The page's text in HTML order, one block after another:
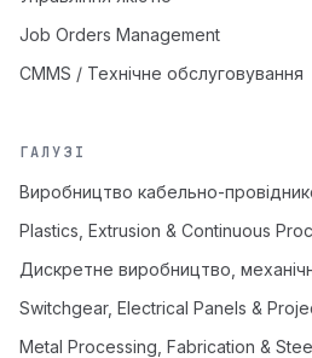
Job Orders Management
CMMS / Технічне обслуговування
ГАЛУЗІ
Виробництво кабельно-
Plastics, Extrusion & Continuous
Дискретне виробництво,
Switchgear, Electrical Panels &
Metal Processing, Fabrication &